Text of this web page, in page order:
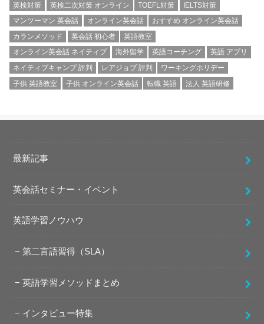
英検対策
英検二次対策 オンライン TOEFL対策
IELTS対策
マンツーマン 英会話
オンライン英会話
おすすめ オンライン英会話
カランメソッド
英会話 初心者
英語教室
オンライン英会話 ネイティブ
海外留学 英語コーチング
英語 アプリ
ネイティブキャンプ 評判
レアジョブ 評判
ワーキングホリデー
子供 英語教室
子供 オンライン英会話 転職 英語 法人 英語研修
最新記事
英会話セミナー・イベント
英語学習ノウハウ
第二言語習得（SLA）
英語学習メソッドまとめ
インタビュー特集